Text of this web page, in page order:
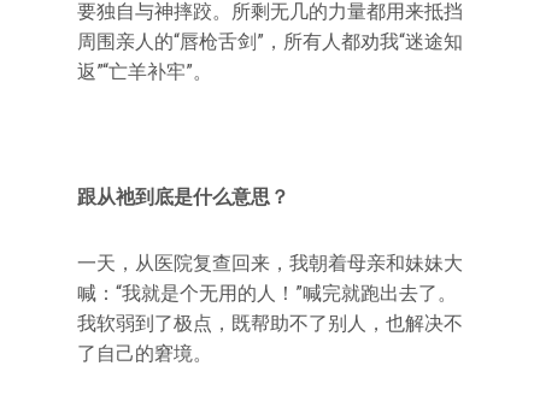
要独自与神摔跤。所剩无几的力量都用来抵挡
周围亲人的“唇枪舌剑”，所有人都劝我“迷途知
返”“亡羊补牢”。
跟从祂到底是什么意思？
一天，从医院复查回来，我朝着母亲和妹妹大
喊：“我就是个无用的人！”喊完就跑出去了。
我软弱到了极点，既帮助不了别人，也解决不
了自己的窘境。